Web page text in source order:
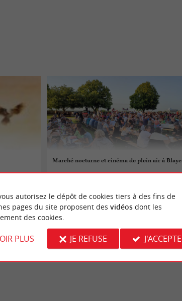
Marché nocturne et cinéma de plein air à Blaye
Blaye
autorisez le dépôt de cookies tiers à des fins de
pages du site proposent des vidéosdont les
des cookies.
PLUS JE REFUSE J'ACCEPTE